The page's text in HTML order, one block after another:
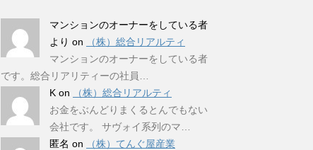
マンションのオーナーをしている者
より on
（株）総合リアルティ
マンションのオーナーをしている者
です。総合リアリティーの社員…
K on
（株）総合リアルティ
お金をぶんどりまくるとんでもない
会社です。 サヴォイ系列のマ…
匿名 on
（株）てんぐ屋産業